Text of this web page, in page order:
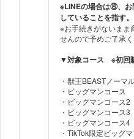
※LINEの場合は⑧、
していることを指す。
※お手続きがないまま
せんので予めご了承く
▼対象コース ※初回
・獣王BEASTノーマ
・ビッグマンコース
・ビッグマンコース2
・ビッグマンコース3
・ビッグマンコース4
・TikTok限定ビッグ